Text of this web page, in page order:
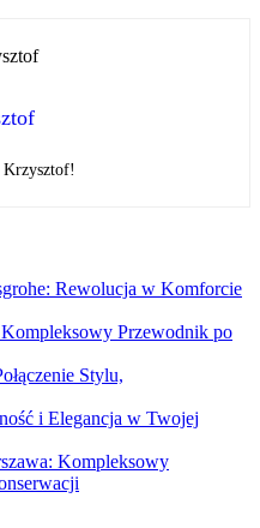
Krzysztof!
Rewolucja w Komforcie
Przewodnik po
Stylu,
i Elegancja w Twojej
Kompleksowy